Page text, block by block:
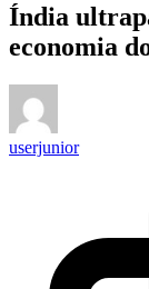
Índia
economia
userjunior